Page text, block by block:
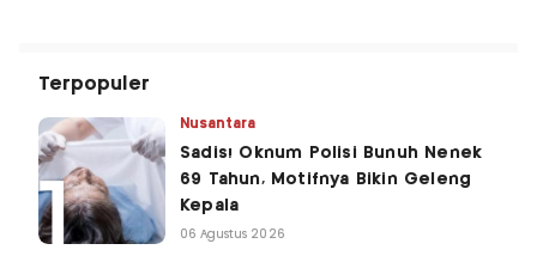
Terpopuler
Nusantara
Sadis! Oknum Polisi Bunuh Nenek
69 Tahun, Motifnya Bikin Geleng
Kepala
06 Agustus 2026